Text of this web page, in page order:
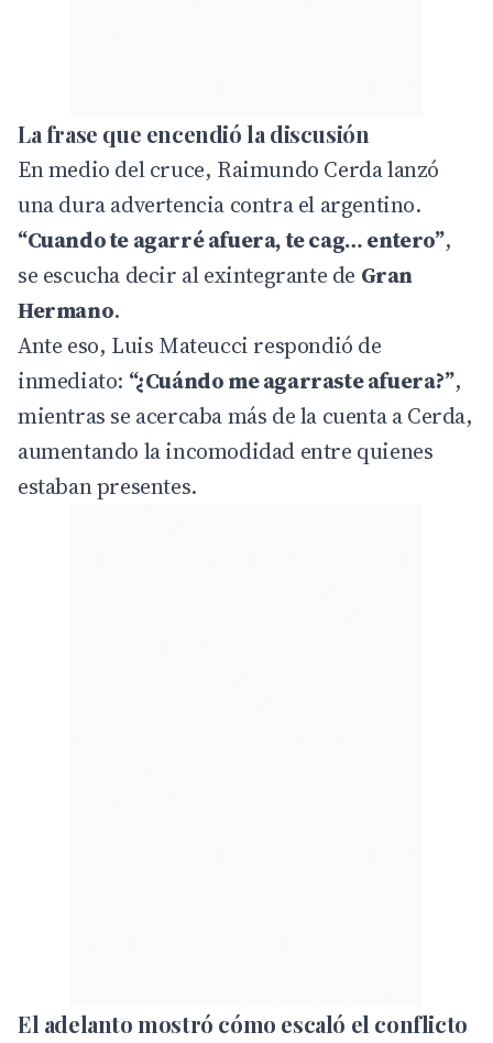
La frase que encendió la discusión
En medio del cruce, Raimundo Cerda lanzó
una dura advertencia contra el argentino.
“Cuando te agarré afuera, te cag… entero”,
se escucha decir al exintegrante de Gran
Hermano.
Ante eso, Luis Mateucci respondió de
inmediato: “¿Cuándo me agarraste afuera?”,
mientras se acercaba más de la cuenta a Cerda,
aumentando la incomodidad entre quienes
estaban presentes.
El adelanto mostró cómo escaló el conflicto